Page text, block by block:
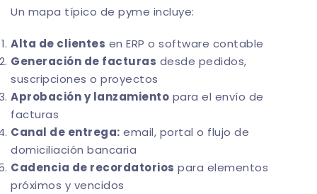
Un mapa típico de pyme incluye:
Alta de clientes en ERP o software contable
Generación de facturas desde pedidos,
suscripciones o proyectos
Aprobación y lanzamiento para el envío de
facturas
Canal de entrega: email, portal o flujo de
domiciliación bancaria
Cadencia de recordatorios para elementos
próximos y vencidos